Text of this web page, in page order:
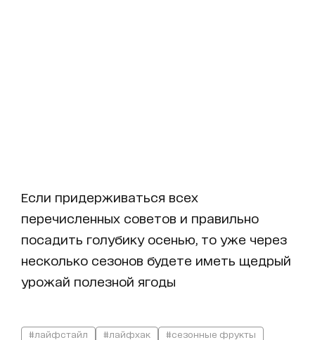
Если придерживаться всех
перечисленных советов и правильно
посадить голубику осенью, то уже через
несколько сезонов будете иметь щедрый
урожай полезной ягоды
#лайфстайл #лайфхак #сезонные фрукты